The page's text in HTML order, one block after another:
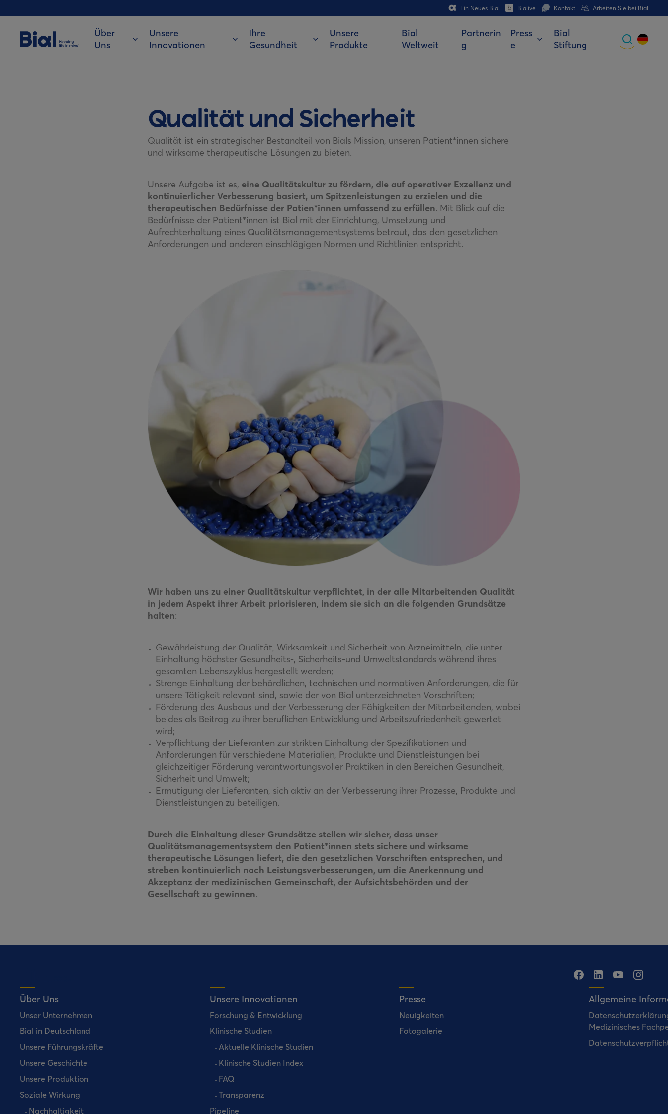
Ein Neues Bial Bialive Kontakt Arbeiten Sie bei Bial
Über
Uns
Unsere
Innovationen
Ihre
Gesundheit
Unsere
Produkte
Bial
Weltweit
Partnerin
g
Press
e
Bial
Stiftung
Qualität und Sicherheit
Qualität ist ein strategischer Bestandteil von Bials Mission, unseren Patient*innen sichere
und wirksame therapeutische Lösungen zu bieten.
Unsere Aufgabe ist es, eine Qualitätskultur zu fördern, die auf operativer Exzellenz und
kontinuierlicher Verbesserung basiert, um Spitzenleistungen zu erzielen und die
therapeutischen Bedürfnisse der Patien*innen umfassend zu erfüllen. Mit Blick auf die
Bedürfnisse der Patient*innen ist Bial mit der Einrichtung, Umsetzung und
Aufrechterhaltung eines Qualitätsmanagementsystems betraut, das den gesetzlichen
Anforderungen und anderen einschlägigen Normen und Richtlinien entspricht.
Wir haben uns zu einer Qualitätskultur verpflichtet, in der alle Mitarbeitenden Qualität
in jedem Aspekt ihrer Arbeit priorisieren, indem sie sich an die folgenden Grundsätze
halten:
Gewährleistung der Qualität, Wirksamkeit und Sicherheit von Arzneimitteln, die unter
Einhaltung höchster Gesundheits-, Sicherheits-und Umweltstandards während ihres
gesamten Lebenszyklus hergestellt werden;
Strenge Einhaltung der behördlichen, technischen und normativen Anforderungen, die für
unsere Tätigkeit relevant sind, sowie der von Bial unterzeichneten Vorschriften;
Förderung des Ausbaus und der Verbesserung der Fähigkeiten der Mitarbeitenden, wobei
beides als Beitrag zu ihrer beruflichen Entwicklung und Arbeitszufriedenheit gewertet
wird;
Verpflichtung der Lieferanten zur strikten Einhaltung der Spezifikationen und
Anforderungen für verschiedene Materialien, Produkte und Dienstleistungen bei
gleichzeitiger Förderung verantwortungsvoller Praktiken in den Bereichen Gesundheit,
Sicherheit und Umwelt;
Ermutigung der Lieferanten, sich aktiv an der Verbesserung ihrer Prozesse, Produkte und
Dienstleistungen zu beteiligen.
Durch die Einhaltung dieser Grundsätze stellen wir sicher, dass unser
Qualitätsmanagementsystem den Patient*innen stets sichere und wirksame
therapeutische Lösungen liefert, die den gesetzlichen Vorschriften entsprechen, und
streben kontinuierlich nach Leistungsverbesserungen, um die Anerkennung und
Akzeptanz der medizinischen Gemeinschaft, der Aufsichtsbehörden und der
Gesellschaft zu gewinnen.
Über Uns
Unser Unternehmen
Bial in Deutschland
Unsere Führungskräfte
Unsere Geschichte
Unsere Produktion
Soziale Wirkung
Nachhaltigkeit
Unsere Innovationen
Forschung & Entwicklung
Klinische Studien
Aktuelle Klinische Studien
Klinische Studien Index
FAQ
Transparenz
Pipeline
Presse
Neuigkeiten
Fotogalerie
Allgemeine
Medizinisches